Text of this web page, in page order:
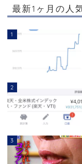
最新1ヶ月の人
1
2
3